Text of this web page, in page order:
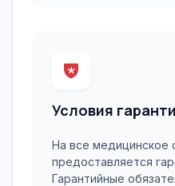
Условия
На все медицинское
предоставляется
Гарантийные